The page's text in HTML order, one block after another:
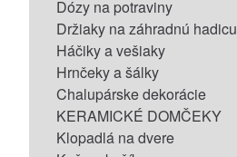
Dózy na potraviny
Držiaky na záhradnú hadicu
Háčiky a vešiaky
Hrnčeky a šálky
Chalupárske dekorácie
KERAMICKÉ DOMČEKY
Klopadlá na dvere